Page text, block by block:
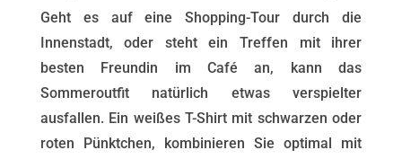
Geht es auf eine Shopping-Tour durch die
Innenstadt, oder steht ein Treffen mit ihrer
besten Freundin im Café an, kann das
Sommeroutfit natürlich etwas verspielter
ausfallen. Ein weißes T-Shirt mit schwarzen oder
roten Pünktchen, kombinieren Sie optimal mit